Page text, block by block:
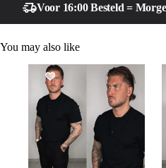
Voor 16:00 Besteld =
You may also like
SALE!